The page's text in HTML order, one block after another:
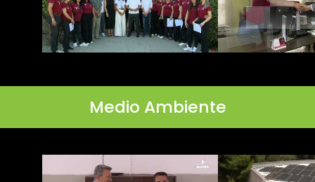
Medio Ambiente